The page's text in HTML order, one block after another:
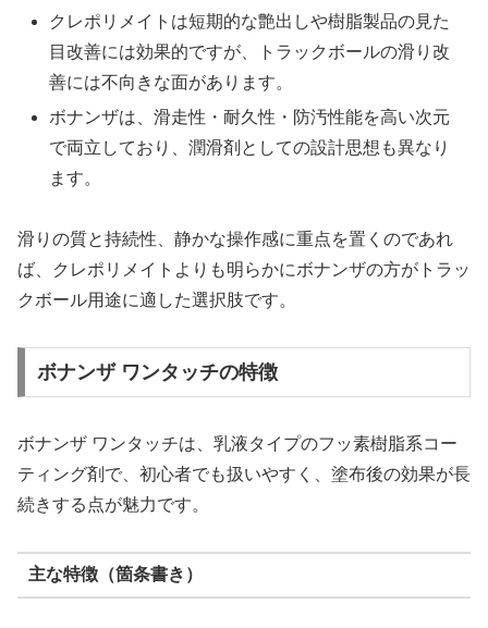
クレポリメイトは短期的な艶出しや樹脂製品の見た
目改善には効果的ですが、トラックボールの滑り改
善には不向きな面があります。
ボナンザは、滑走性・耐久性・防汚性能を高い次元
で両立しており、潤滑剤としての設計思想も異なり
ます。
滑りの質と持続性、静かな操作感に重点を置くのであれ
ば、クレポリメイトよりも明らかにボナンザの方がトラッ
クボール用途に適した選択肢です。
ボナンザ ワンタッチの特徴
ボナンザ ワンタッチは、乳液タイプのフッ素樹脂系コー
ティング剤で、初心者でも扱いやすく、塗布後の効果が長
続きする点が魅力です。
主な特徴（箇条書き）